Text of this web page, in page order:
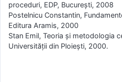
proceduri, EDP, Bucureşti, 2008
Postelnicu Constantin,
Editura Aramis, 2000
Stan Emil, Teoria şi metodologia
Universităţii din Ploieşti, 2000.